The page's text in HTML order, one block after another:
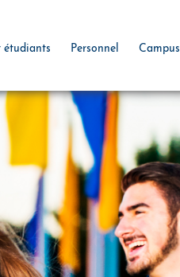
étudiants Personnel Campus